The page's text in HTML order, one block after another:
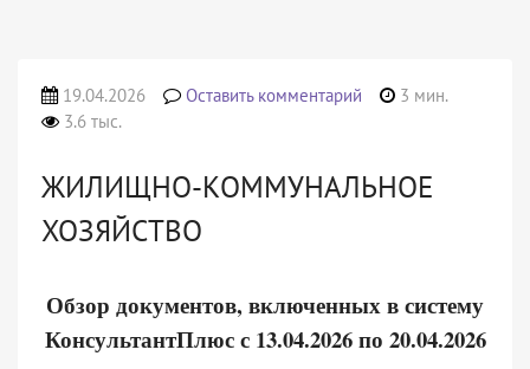
19.04.2026 Оставить комментарий
3 мин.
3.6 тыс.
ЖИЛИЩНО-КОММУНАЛЬНОЕ
ХОЗЯЙСТВО
Обзор документов, включенных в систему
КонсультантПлюс с 13.04.2026 по 20.04.2026